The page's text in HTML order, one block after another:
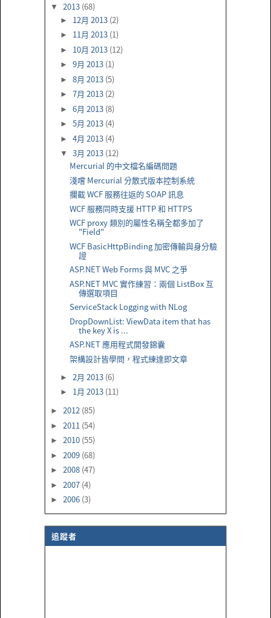
▼ 2013 (68)
► 12月 2013 (2)
► 11月 2013 (1)
► 10月 2013 (12)
► 9月 2013 (1)
► 8月 2013 (5)
► 7月 2013 (2)
► 6月 2013 (8)
► 5月 2013 (4)
► 4月 2013 (4)
▼ 3月 2013 (12)
Mercurial 的中文檔名編碼問題
淺嚐 Mercurial 分散式版本控制系統
攔截 WCF 服務往返的 SOAP 訊息
WCF 服務同時支援 HTTP 和 HTTPS
WCF proxy 類別的屬性名稱全都多加了
"Field"
WCF BasicHttpBinding 加密傳輸與身分驗
證
ASP.NET Web Forms 與 MVC 之爭
ASP.NET MVC 實作練習：兩個 ListBox 互
傳選取項目
ServiceStack Logging with NLog
DropDownList: ViewData item that has
the key X is ...
ASP.NET 應用程式開發錦囊
架構設計皆學問，程式練達即文章
► 2月 2013 (6)
► 1月 2013 (11)
► 2012 (85)
► 2011 (54)
► 2010 (55)
► 2009 (68)
► 2008 (47)
► 2007 (4)
► 2006 (3)
追蹤者